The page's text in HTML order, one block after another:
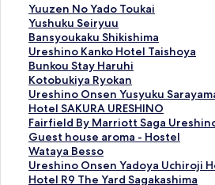
Yuuzen No Yado Toukai
Y
u
u
z
e
n
N
o
Y
a
d
o
T
Yushuku Seiryuu
Y
u
s
h
u
k
u
S
e
i
r
y
Bansyoukaku Shikishima
B
a
n
s
y
o
u
k
a
k
u
Ureshino Kanko Hotel Taishoya
U
r
e
s
h
i
n
o
K
a
Bunkou Stay Haruhi
B
u
n
k
o
u
S
t
a
Kotobukiya Ryokan
K
o
t
o
b
u
k
i
Ureshino Onsen Yusyuku
U
r
e
s
h
i
n
Hotel SAKURA URESHINO
H
o
t
e
l
S
Fairfield By Marriott Saga
F
a
i
r
f
Guest house aroma - Hostel
G
u
e
s
Wataya Besso
W
a
t
Ureshino Onsen Yadoya Uchiroji
U
rHotel R9 The Yard Sagakashima
H